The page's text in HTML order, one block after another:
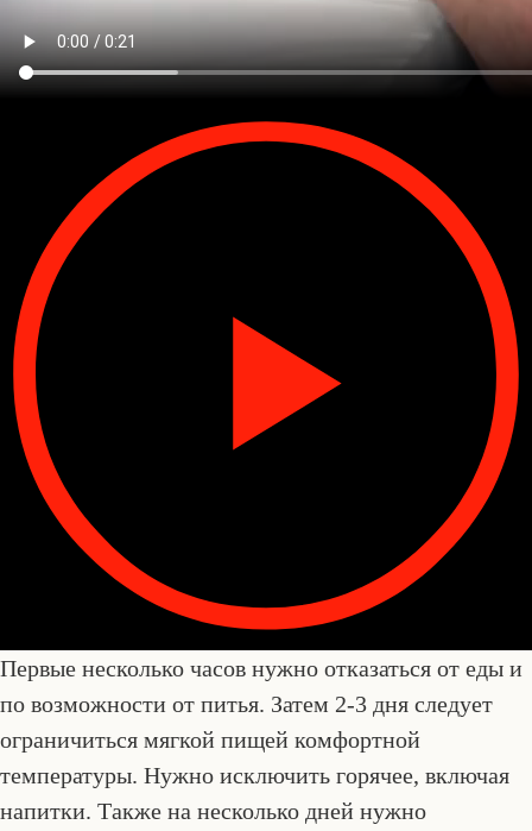
Первые несколько часов нужно отказаться от еды и
по возможности от питья. Затем 2-3 дня следует
ограничиться мягкой пищей комфортной
температуры. Нужно исключить горячее, включая
напитки. Также на несколько дней нужно